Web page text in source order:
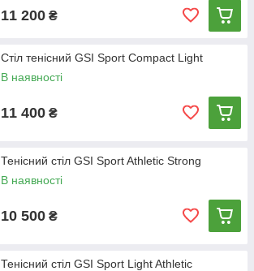
11 200 ₴
Стіл тенісний GSI Sport Compact Light
В наявності
11 400 ₴
Тенісний стіл GSI Sport Athletic Strong
В наявності
10 500 ₴
Тенісний стіл GSI Sport Light Athletic